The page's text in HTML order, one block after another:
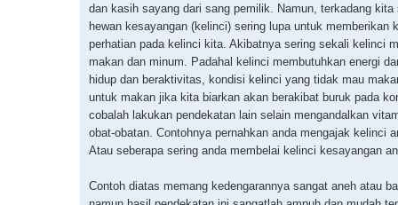
dan kasih sayang dari sang pemilik. Namun, terkadang kita
hewan kesayangan (kelinci) sering lupa untuk memberikan
perhatian pada kelinci kita. Akibatnya sering sekali kelinci
makan dan minum. Padahal kelinci membutuhkan energi
hidup dan beraktivitas, kondisi kelinci yang tidak mau
untuk makan jika kita biarkan akan berakibat buruk pada
cobalah lakukan pendekatan lain selain mengandalkan
obat-obatan. Contohnya pernahkan anda mengajak kelinci
Atau seberapa sering anda membelai kelinci kesayangan
Contoh diatas memang kedengarannya sangat aneh atau